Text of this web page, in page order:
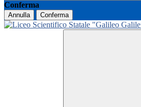
Conferma
Annulla Conferma